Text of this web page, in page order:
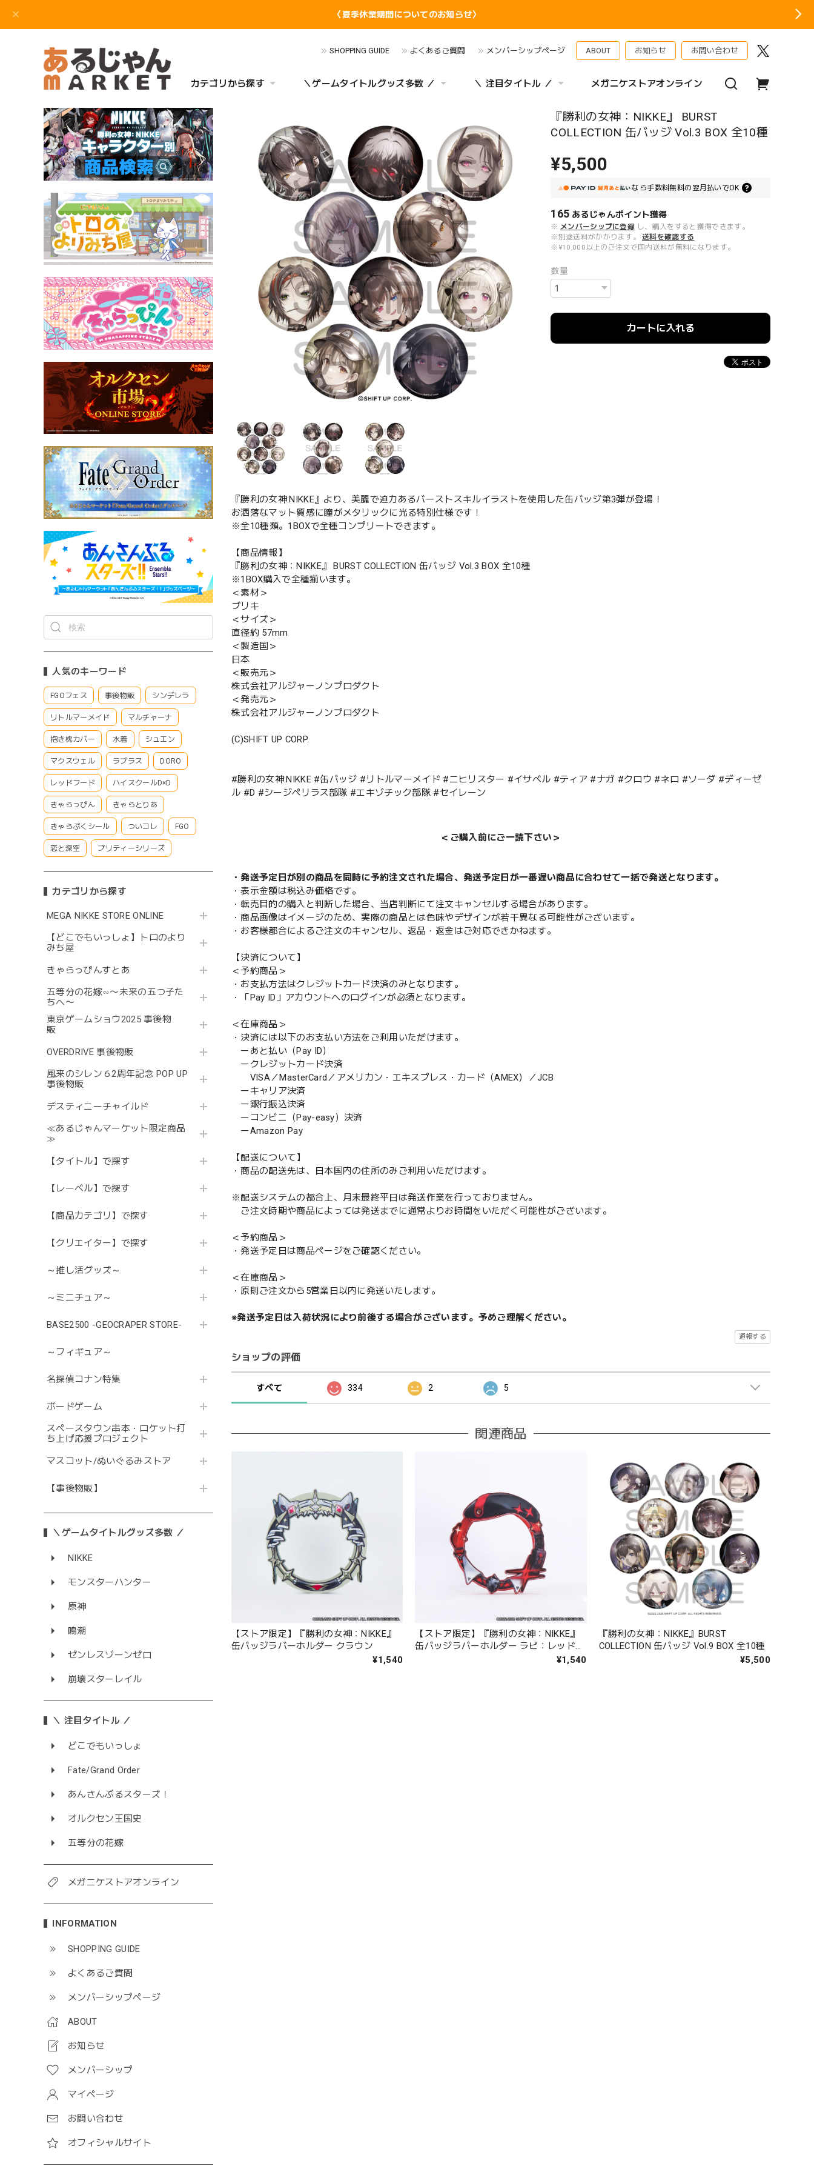
〈夏季休業期間についてのお知らせ〉
SHOPPING GUIDE よくあるご質問 メンバーシップページ ABOUT お知らせ お問い合わせ
カテゴリから探す ＼ゲームタイトルグッズ多数 ／ ＼ 注目タイトル ／ メガニケストアオンライン
人気のキーワード
FGOフェス 事後物販 シンデレラ
リトルマーメイド マルチャーナ
抱き枕カバー 水着 シュエン
マクスウェル ラプラス DORO
レッドフード ハイスクールD×D
きゃらっぴん きゃらとりあ
きゃらぷくシール ついコレ FGO
恋と深空 プリティーシリーズ
カテゴリから探す
MEGA NIKKE STORE ONLINE
【どこでもいっしょ】トロのより
みち屋
きゃらっぴんすとあ
五等分の花嫁∽〜未来の五つ子た
ちへ〜
東京ゲームショウ2025 事後物
販
OVERDRIVE 事後物販
風来のシレン６2周年記念 POP UP
事後物販
デスティニーチャイルド
≪あるじゃんマーケット限定商品
≫
【タイトル】で探す
【レーベル】で探す
【商品カテゴリ】で探す
【クリエイター】で探す
～推し活グッズ～
～ミニチュア～
BASE2500 -GEOCRAPER STORE-
～フィギュア～
名探偵コナン特集
ボードゲーム
スペースタウン串本・ロケット打
ち上げ応援プロジェクト
マスコット/ぬいぐるみストア
【事後物販】
＼ゲームタイトルグッズ多数 ／
NIKKE
モンスターハンター
原神
鳴潮
ゼンレスゾーンゼロ
崩壊スターレイル
＼ 注目タイトル ／
どこでもいっしょ
Fate/Grand Order
あんさんぶるスターズ！
オルクセン王国史
五等分の花嫁
メガニケストアオンライン
INFORMATION
SHOPPING GUIDE
よくあるご質問
メンバーシップページ
ABOUT
お知らせ
メンバーシップ
マイページ
お問い合わせ
オフィシャルサイト
『勝利の女神：NIKKE』 BURST
COLLECTION 缶バッジ Vol.3 BOX 全10種
¥5,500
なら手数料無料の 翌月払いでOK
165 あるじゃんポイント獲得
※ メンバーシップに登録 し、購入をすると獲得できます。
※別途送料がかかります。
送料を確認する
※¥10,000以上のご注文で国内送料が無料になります。
数量
カートに入れる
『勝利の女神:NIKKE』より、美麗で迫力あるバーストスキルイラストを使用した缶バッジ第3弾が登場！
お洒落なマット質感に瞳がメタリックに光る特別仕様です！
※全10種類。1BOXで全種コンプリートできます。
【商品情報】
『勝利の女神：NIKKE』 BURST COLLECTION 缶バッジ Vol.3 BOX 全10種
※1BOX購入で全種揃います。
＜素材＞
ブリキ
＜サイズ＞
直径約 57mm
＜製造国＞
日本
＜販売元＞
株式会社アルジャーノンプロダクト
＜発売元＞
株式会社アルジャーノンプロダクト
(C)SHIFT UP CORP.
#勝利の女神:NIKKE #缶バッジ #リトルマーメイド #ニヒリスター #イサベル #ティア #ナガ #クロウ #ネロ #ソーダ #ディーゼ
ル #D #シージペリラス部隊 #エキゾチック部隊 #セイレーン
＜ご購入前にご一読下さい＞
・発送予定日が別の商品を同時に予約注文された場合、発送予定日が一番遅い商品に合わせて一括で発送となります。
・表示金額は税込み価格です。
・転売目的の購入と判断した場合、当店判断にて注文キャンセルする場合があります。
・商品画像はイメージのため、実際の商品とは色味やデザインが若干異なる可能性がございます。
・お客様都合によるご注文のキャンセル、返品・返金はご対応できかねます。
【決済について】
＜予約商品＞
・お支払方法はクレジットカード決済のみとなります。
・「Pay ID」アカウントへのログインが必須となります。
＜在庫商品＞
・決済には以下のお支払い方法をご利用いただけます。
ーあと払い（Pay ID）
ークレジットカード決済
VISA／MasterCard／アメリカン・エキスプレス・カード（AMEX）／JCB
ーキャリア決済
ー銀行振込決済
ーコンビニ（Pay-easy）決済
ーAmazon Pay
【配送について】
・商品の配送先は、日本国内の住所のみご利用いただけます。
※配送システムの都合上、月末最終平日は発送作業を行っておりません。
ご注文時期や商品によっては発送までに通常よりお時間をいただく可能性がございます。
＜予約商品＞
・発送予定日は商品ページをご確認ください。
＜在庫商品＞
・原則ご注文から5営業日以内に発送いたします。
※発送予定日は入荷状況により前後する場合がございます。予めご理解ください。
通報する
ショップの評価
すべて 334 2 5
関連商品
【ストア限定】『勝利の女神：NIKKE』
缶バッジラバーホルダー クラウン
¥1,540
【ストア限定】『勝利の女神：NIKKE』
缶バッジラバーホルダー ラピ：レッドフ
¥1,540
『勝利の女神：NIKKE』BURST
COLLECTION 缶バッジ Vol.9 BOX 全10種
¥5,500